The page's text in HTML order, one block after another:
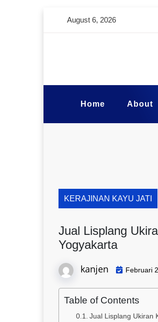
August 6, 2026
Home About
KERAJINAN KAYU JATI
Jual Lisplang
Yogyakarta
kanjen Februari
Table of Contents
Jual Lisplang Ukiran